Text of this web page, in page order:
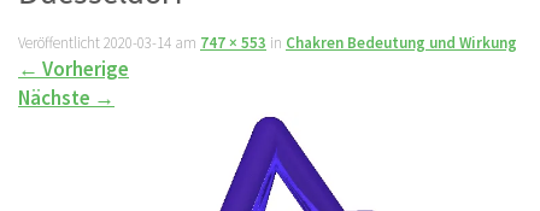
Veröffentlicht2020-03-14 am 747 × 553 in Chakren Bedeutung und Wirkung
← Vorherige
Nächste →